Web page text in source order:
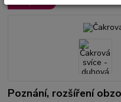
Poznání, rozšíření